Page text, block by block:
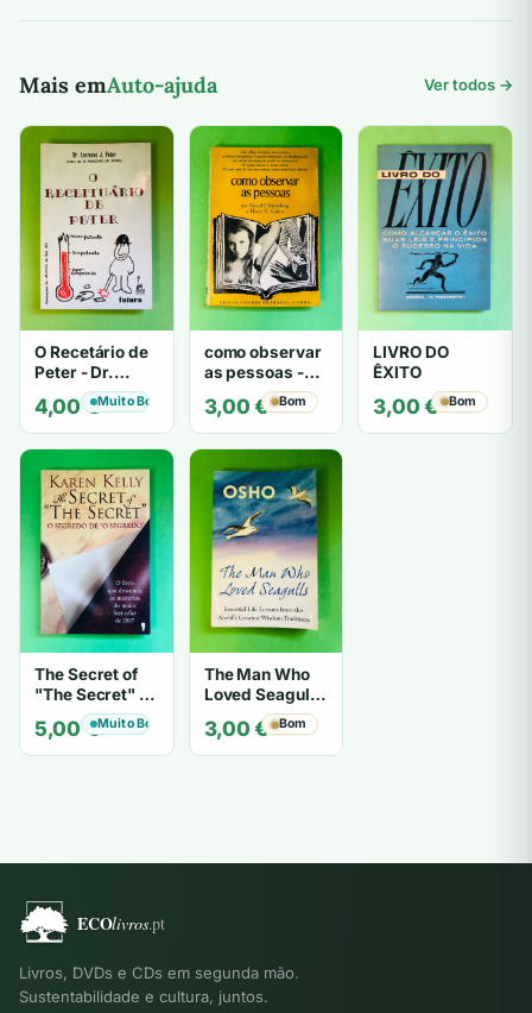
Mais emAuto-ajuda Ver todos →
O Recetário de
Peter - Dr.
Laurence J.
Peter
4,00€Muito Bom
como observar
as pessoas -
Gerard I.
Nierenberg e
Henry H. Calero
3,00€ Bom
LIVRO DO
ÊXITO
3,00€ Bom
The Secret of
"The Secret" O
Segredo de "O
Segredo" -
Karen Kelly
5,00€Muito Bom
The Man Who
Loved Seagulls
3,00€ Bom
Livros, DVDs e CDs em segunda mão.
Sustentabilidade e cultura, juntos.